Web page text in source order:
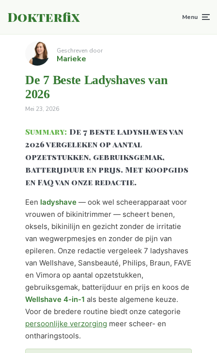
Dokterfix Menu
Geschreven door
Marieke
De 7 Beste Ladyshaves van
2026
Mei 23, 2026
Summary: De 7 beste ladyshaves van
2026 vergeleken op aantal
opzetstukken, gebruiksgemak,
batterijduur en prijs. Met koopgids
en FAQ van onze redactie.
Een ladyshave — ook wel scheerapparaat voor
vrouwen of bikinitrimmer — scheert benen,
oksels, bikinilijn en gezicht zonder de irritatie
van wegwerpmesjes en zonder de pijn van
epileren. Onze redactie vergeleek 7 ladyshaves
van Wellshave, Sansbeauté, Philips, Braun, FAVE
en Vimora op aantal opzetstukken,
gebruiksgemak, batterijduur en prijs en koos de
Wellshave 4-in-1 als beste algemene keuze.
Voor de bredere routine biedt onze categorie
persoonlijke verzorging meer scheer- en
ontharingstools.